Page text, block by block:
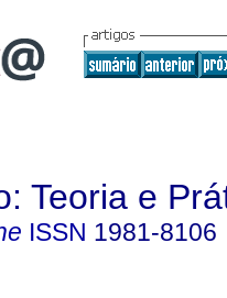
Teoria e
ISSN 1981-8106